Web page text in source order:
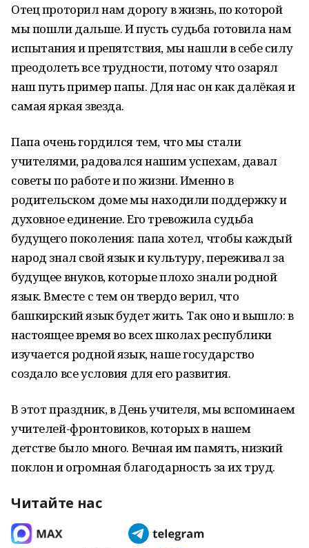
Отец проторил нам дорогу в жизнь, по которой
мы пошли дальше. И пусть судьба готовила нам
испытания и препятствия, мы нашли в себе силу
преодолеть все трудности, потому что озарял
наш путь пример папы. Для нас он как далёкая и
самая яркая звезда.
Папа очень гордился тем, что мы стали
учителями, радовался нашим успехам, давал
советы по работе и по жизни. Именно в
родительском доме мы находили поддержку и
духовное единение. Его тревожила судьба
будущего поколения: папа хотел, чтобы каждый
народ знал свой язык и культуру, переживал за
будущее внуков, которые плохо знали родной
язык. Вместе с тем он твердо верил, что
башкирский язык будет жить. Так оно и вышло: в
настоящее время во всех школах республики
изучается родной язык, наше государство
создало все условия для его развития.
В этот праздник, в День учителя, мы вспоминаем
учителей-фронтовиков, которых в нашем
детстве было много. Вечная им память, низкий
поклон и огромная благодарность за их труд.
Читайте нас